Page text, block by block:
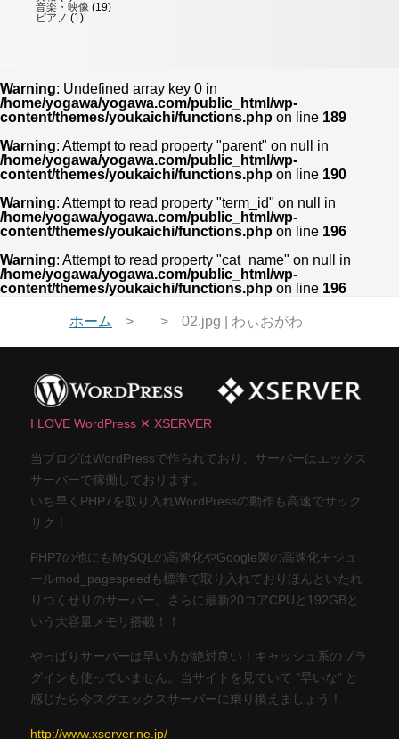
音楽・映像 (19)
ピアノ (1)
Warning: Undefined array key 0 in
/home/yogawa/yogawa.com/public_html/wp-
content/themes/youkaichi/functions.php on line 189
Warning: Attempt to read property "parent" on null in
/home/yogawa/yogawa.com/public_html/wp-
content/themes/youkaichi/functions.php on line 190
Warning: Attempt to read property "term_id" on null in
/home/yogawa/yogawa.com/public_html/wp-
content/themes/youkaichi/functions.php on line 196
Warning: Attempt to read property "cat_name" on null in
/home/yogawa/yogawa.com/public_html/wp-
content/themes/youkaichi/functions.php on line 196
ホーム 02.jpg | わぃおがわ
I LOVE WordPress ✕ XSERVER
当ブログはWordPressで作られており、サーバーはエックス
サーバーで稼働しております。
いち早くPHP7を取り入れWordPressの動作も高速でサック
サク！
PHP7の他にもMySQLの高速化やGoogle製の高速化モジュ
ールmod_pagespeedも標準で取り入れておりほんといたれ
りつくせりのサーバー。さらに最新20コアCPUと192GBと
いう大容量メモリ搭載！！
やっぱりサーバーは早い方が絶対良い！キャッシュ系のプラ
グインも使っていません。当サイトを見ていて "早いな" と
感じたら今スグエックスサーバーに乗り換えましょう！
http://www.xserver.ne.jp/